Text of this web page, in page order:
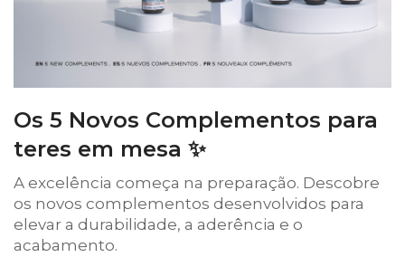
Os 5 Novos Complementos para
teres em mesa ✨
A excelência começa na preparação. Descobre
os novos complementos desenvolvidos para
elevar a durabilidade, a aderência e o
acabamento.